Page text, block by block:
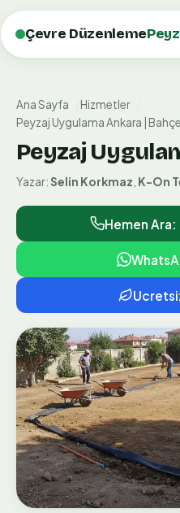
Çevre Düzenleme
Ana Sayfa
Hizmetler
Peyzaj Uygulama Ankara |
Peyzaj
Yazar:Selin Korkmaz K-On
Hemen